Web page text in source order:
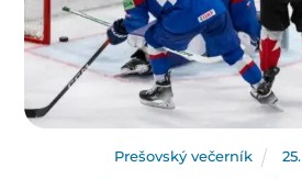
Prešovský večerník 25.